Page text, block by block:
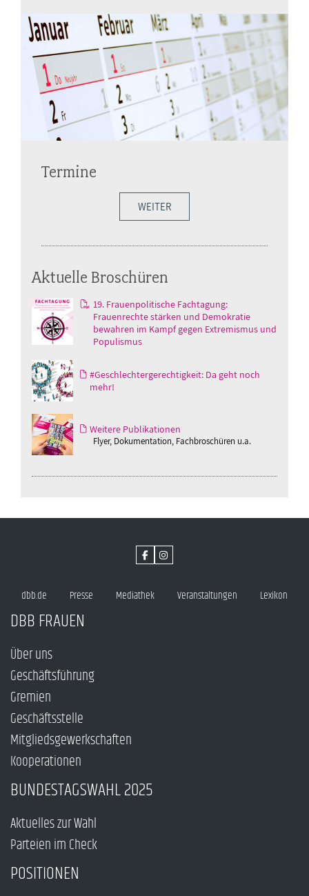
Termine
WEITER
Aktuelle Broschüren
19. Frauenpolitische Fachtagung:
Frauenrechte stärken und Demokratie
bewahren im Kampf gegen Extremismus und
Populismus
#Geschlechtergerechtigkeit: Da geht noch
mehr!
Weitere Publikationen
Flyer, Dokumentation, Fachbroschüren u.a.
dbb.de Presse Mediathek Veranstaltungen Lexikon
DBB FRAUEN
Über uns
Geschäftsführung
Gremien
Geschäftsstelle
Mitgliedsgewerkschaften
Kooperationen
BUNDESTAGSWAHL 2025
Aktuelles zur Wahl
Parteien im Check
POSITIONEN